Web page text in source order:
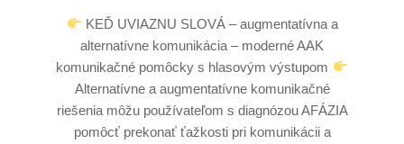
KEĎ UVIAZNU SLOVÁ – augmentatívna a
alternatívne komunikácia – moderné AAK
komunikačné pomôcky s hlasovým výstupom
Alternatívne a augmentatívne komunikačné
riešenia môžu používateľom s diagnózou AFÁZIA
pomôcť prekonať ťažkosti pri komunikácii a